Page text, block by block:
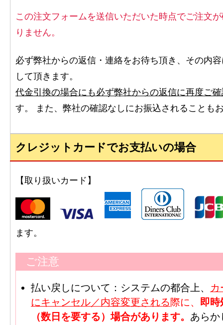
この注文フォームを送信いただいた時点でご注文
りません。
必ず弊社からの返信・連絡をお待ち頂き、その内
して頂きます。
代金引換の場合にも必ず弊社からの返信に再度ご
す。 また、弊社の確認なしにお振込されることも
クレジットカードでお支払いの場合
【取り扱いカード】
ます。
ご注意
払い戻しについて：システムの都合上、 カ
にキャンセル／内容変更される際に、 即時
（数日を要する）場合があります。 あらか